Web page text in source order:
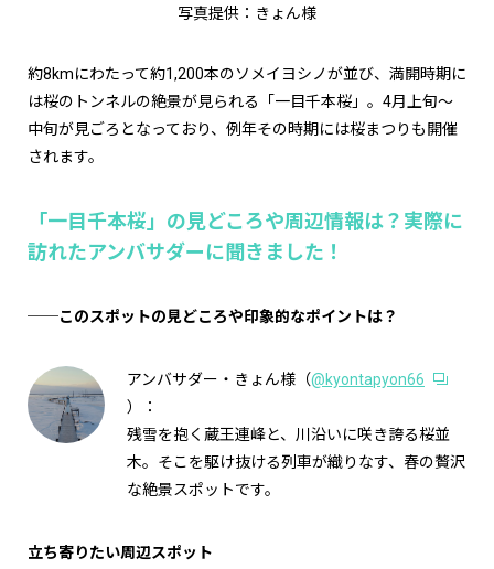
写真提供：きょん様
約8kmにわたって約1,200本のソメイヨシノが並び、満開時期に
は桜のトンネルの絶景が見られる「一目千本桜」。4月上旬～
中旬が見ごろとなっており、例年その時期には桜まつりも開催
されます。
「一目千本桜」の見どころや周辺情報は？実際に
訪れたアンバサダーに聞きました！
──このスポットの見どころや印象的なポイントは？
アンバサダー・きょん様（@kyontapyon66
）：
残雪を抱く蔵王連峰と、川沿いに咲き誇る桜並
木。そこを駆け抜ける列車が織りなす、春の贅沢
な絶景スポットです。
立ち寄りたい周辺スポット